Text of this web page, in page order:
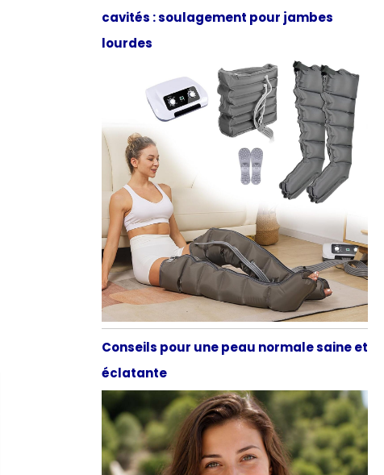
cavités : soulagement pour jambes
lourdes
Conseils pour une peau normale saine et
éclatante